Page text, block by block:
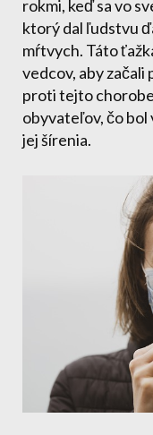
rokmi, keď sa vo
ktorý dal ľudstvu
mŕtvych. Táto
vedcov, aby začali
proti tejto
obyvateľov, čo
jej šírenia.